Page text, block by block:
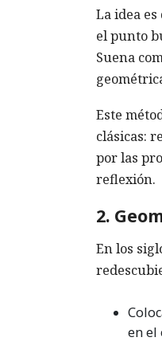
La idea
el punto
Suena
Este
clásicas:
por las
reflexión.
2.
En los
en el